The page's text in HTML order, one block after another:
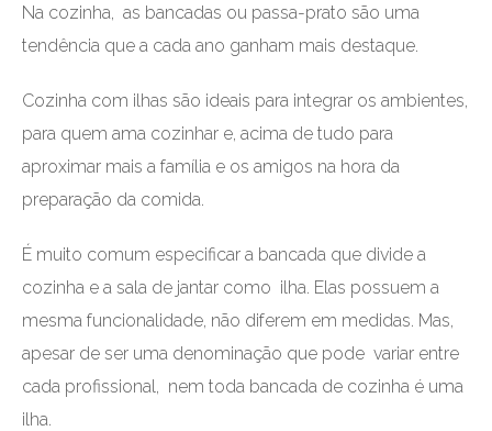
Na cozinha, as bancadas ou passa-prato são uma
tendência que a cada ano ganham mais destaque.
Cozinha com ilhas são ideais para integrar os ambientes,
para quem ama cozinhar e, acima de tudo para
aproximar mais a família e os amigos na hora da
preparação da comida.
É muito comum especificar a bancada que divide a
cozinha e a sala de jantar como ilha. Elas possuem a
mesma funcionalidade, não diferem em medidas. Mas,
apesar de ser uma denominação que pode variar entre
cada profissional, nem toda bancada de cozinha é uma
ilha.